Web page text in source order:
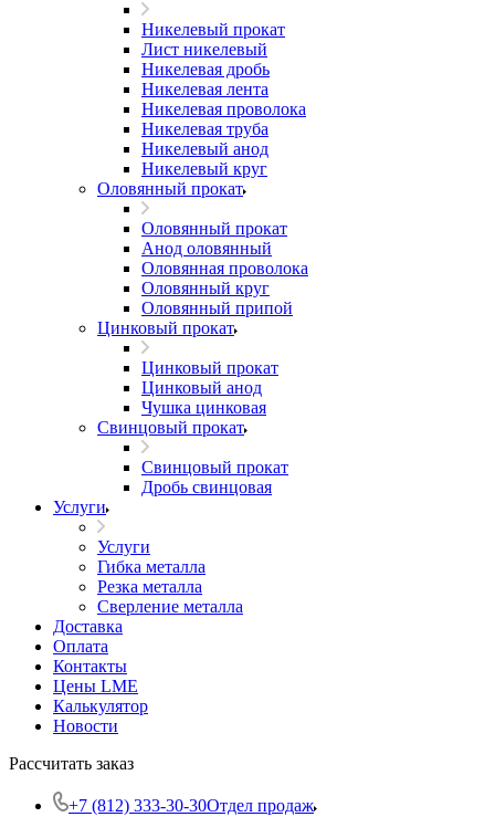
Никелевый прокат
Лист никелевый
Никелевая дробь
Никелевая лента
Никелевая проволока
Никелевая труба
Никелевый анод
Никелевый круг
Оловянный прокат
Оловянный прокат
Анод оловянный
Оловянная проволока
Оловянный круг
Оловянный припой
Цинковый прокат
Цинковый прокат
Цинковый анод
Чушка цинковая
Свинцовый прокат
Свинцовый прокат
Дробь свинцовая
Услуги
Услуги
Гибка металла
Резка металла
Сверление металла
Доставка
Оплата
Контакты
Цены LME
Калькулятор
Новости
Рассчитать заказ
+7 (812) 333-30-30Отдел продаж